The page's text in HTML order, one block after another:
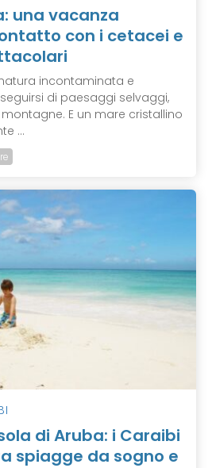
una vacanza
con i cetacei e
incontaminata e
di paesaggi selvaggi,
E un mare cristallino
...
di Aruba: i Caraibi
spiagge da sogno e